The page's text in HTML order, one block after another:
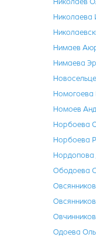
Николаев
Николаева
Нимаев
Нимаева
Номогоева
Номоев
Норбоева
Норбоева
Нордопова
Ободоева
Одоева